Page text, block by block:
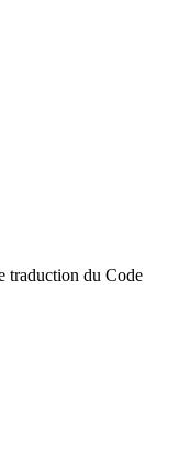
traduction du Code